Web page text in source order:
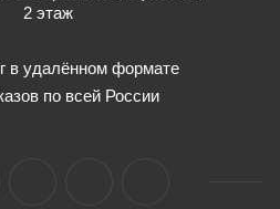
2 этаж
в удалённом формате
по всей России